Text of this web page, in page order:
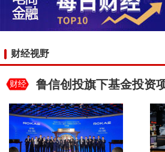
财经视野
财经 鲁信创投旗下基金投资